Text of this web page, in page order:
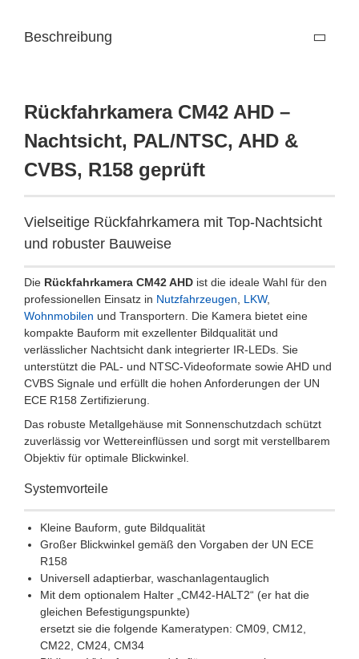
Beschreibung
Rückfahrkamera CM42 AHD –
Nachtsicht, PAL/NTSC, AHD &
CVBS, R158 geprüft
Vielseitige Rückfahrkamera mit Top-Nachtsicht
und robuster Bauweise
Die Rückfahrkamera CM42 AHD ist die ideale Wahl für den
professionellen Einsatz in Nutzfahrzeugen, LKW,
Wohnmobilen und Transportern. Die Kamera bietet eine
kompakte Bauform mit exzellenter Bildqualität und
verlässlicher Nachtsicht dank integrierter IR-LEDs. Sie
unterstützt die PAL- und NTSC-Videoformate sowie AHD und
CVBS Signale und erfüllt die hohen Anforderungen der UN
ECE R158 Zertifizierung.
Das robuste Metallgehäuse mit Sonnenschutzdach schützt
zuverlässig vor Wettereinflüssen und sorgt mit verstellbarem
Objektiv für optimale Blickwinkel.
Systemvorteile
Kleine Bauform, gute Bildqualität
Großer Blickwinkel gemäß den Vorgaben der UN ECE
R158
Universell adaptierbar, waschanlagentauglich
Mit dem optionalem Halter „CM42-HALT2“ (er hat die
gleichen Befestigungspunkte)
ersetzt sie die folgende Kameratypen: CM09, CM12,
CM22, CM24, CM34